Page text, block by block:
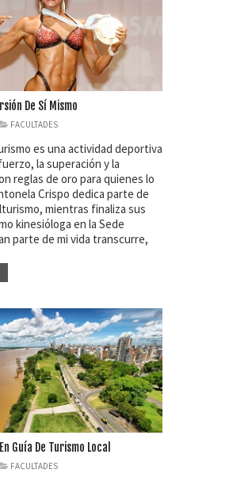
De Sí Mismo
FACULTADES
es una actividad deportiva
la superación y la
reglas de oro para quienes lo
Crispo dedica parte de
mientras finaliza sus
kinesióloga en la Sede
parte de mi vida transcurre,
Guía De Turismo Local
FACULTADES